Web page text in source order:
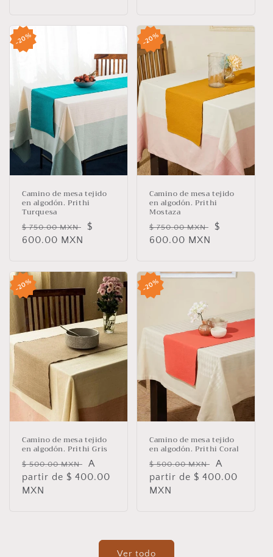
20%
Camino de mesa tejido
en algodón. Prithi
Turquesa
Precio
habitual
$ 750.00 MXN
Precio
$
600.00 MXN
20%
Camino de mesa tejido
en algodón. Prithi
Mostaza
Precio
habitual
$ 750.00 MXN
Precio
$
600.00 MXN
20%
Camino de mesa tejido
en algodón. Prithi Gris
Precio
habitual
$ 500.00 MXN
Precio
de
A
partir de $ 400.00
MXN
20%
Camino de mesa tejido
en algodón. Prithi Coral
Precio
habitual
$ 500.00 MXN
Precio
de
A
partir de $ 400.00
MXN
Ver todo